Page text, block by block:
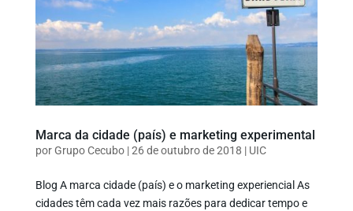
Marca da cidade (país) e marketing experimental
porGrupo Cecubo|26 de outubro de 2018 | UIC
Blog A marca cidade (país) e o marketing experiencial As
cidades têm cada vez mais razões para dedicar tempo e